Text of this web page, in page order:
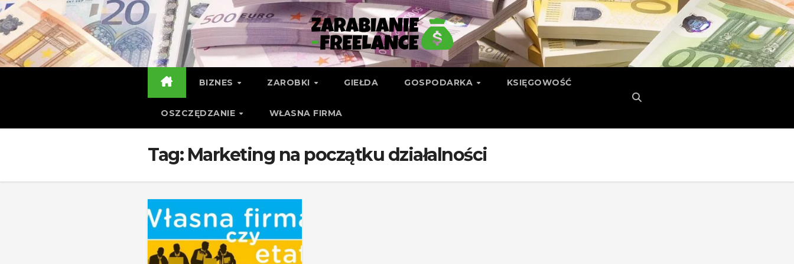
Skip
to
content
BIZNES ZAROBKI GIEŁDA GOSPODARKA KSIĘGOWOŚĆ
OSZCZĘDZANIE WŁASNA FIRMA
Tag: Marketing na początku działalności